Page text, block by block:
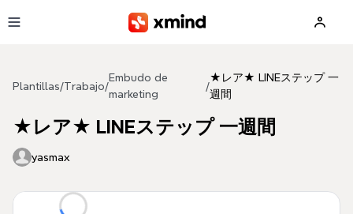
Plantillas/Trabajo/
Embudo de
marketing
/
★レア★ LINEステップ 一
週間
★レア★ LINEステップ 一週間
yasmax